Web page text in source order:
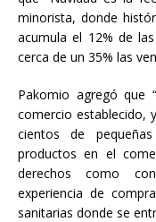
minorista, donde
acumula el 12% de
cerca de un 35% las
Pakomio agregó que
comercio establecido,
cientos de
productos en el
derechos como
experiencia de
sanitarias donde se